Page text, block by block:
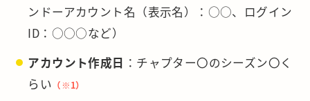
ンドーアカウント名（表示名）：○○、ログイン
ID：○○○など）
アカウント作成日 ：チャプター〇のシーズン〇く
らい （※1）